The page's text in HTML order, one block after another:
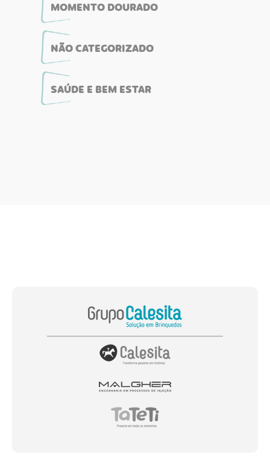
MOMENTO DOURADO
NÃO CATEGORIZADO
SAÚDE E BEM ESTAR